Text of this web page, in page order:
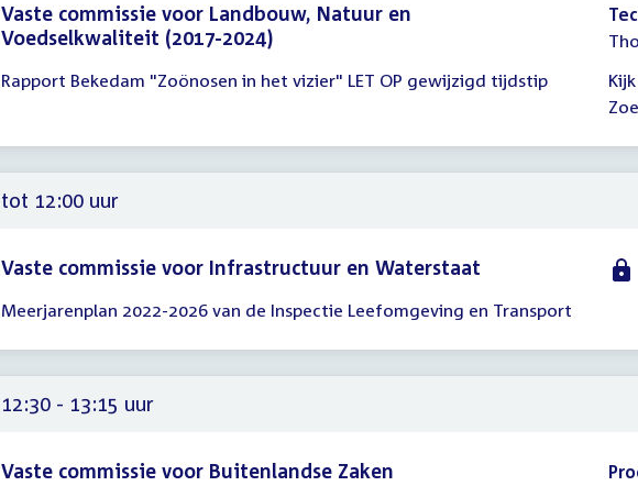
Vaste commissie voor Landbouw, Natuur en
Voedselkwaliteit (2017-2024)
vergadering
-
13:00
uur
Rapport Bekedam "Zoönosen in het vizier" LET OP gewijzigd tijdstip
tot 12:00 uur
Vaste commissie voor Infrastructuur en Waterstaat
vergadering
tot
12:00
uur
Meerjarenplan 2022-2026 van de Inspectie Leefomgeving en Transport
12:30 - 13:15 uur
Vaste commissie voor Buitenlandse Zaken